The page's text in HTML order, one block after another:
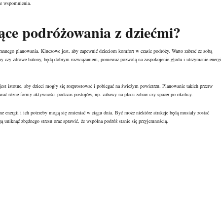
wspomnienia.
podróżowania z dziećmi?
planowania. Kluczowe jest, aby zapewnić dzieciom komfort w czasie podróży. Warto zabrać ze sobą
zdrowe batony, będą dobrym rozwiązaniem, ponieważ pozwolą na zaspokojenie głodu i utrzymanie
istotne, aby dzieci mogły się rozprostować i pobiegać na świeżym powietrzu. Planowanie takich przerw
różne formy aktywności podczas postojów, np. zabawy na placu zabaw czy spacer po okolicy.
energii i ich potrzeby mogą się zmieniać w ciągu dnia. Być może niektóre atrakcje będą musiały zostać
zbędnego stresu oraz sprawić, że wspólna podróż stanie się przyjemnością.